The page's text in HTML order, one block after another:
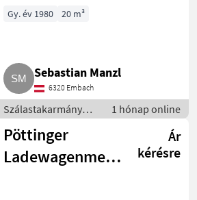
Gy. év 1980 20 m³
Sebastian Manzl
6320 Embach
Szálastakarmány
betakarítók /
Rendfelszedő
pótkocsi
1 hónap online
Pöttinger
Ladewagenmesser
Ár
kérésre